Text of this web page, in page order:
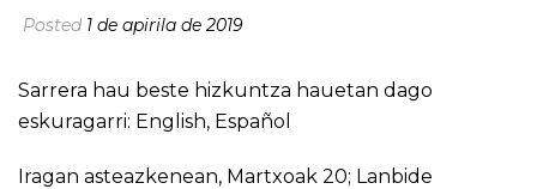
Posted 1 de apirila de 2019
Sarrera hau beste hizkuntza hauetan dago
eskuragarri: English, Español
Iragan asteazkenean, Martxoak 20; Lanbide